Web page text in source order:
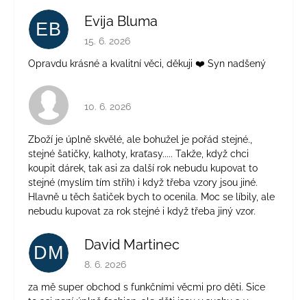
EB Evija Bluma
Hodnocení obchodu je 5 z 5 hvězdiček.
15. 6. 2026
Opravdu krásné a kvalitní věci, děkuji ❤️ Syn nadšený
Hodnocení obchodu je 4 z 5 hvězdiček.
10. 6. 2026
Zboží je úplně skvělé, ale bohužel je pořád stejné.,
stejné šatičky, kalhoty, kraťasy..... Takže, když chci
koupit dárek, tak asi za další rok nebudu kupovat to
stejné (myslím tím střih) i když třeba vzory jsou jiné.
Hlavně u těch šatiček bych to ocenila. Moc se líbily, ale
nebudu kupovat za rok stejné i když třeba jiný vzor.
DM David Martinec
Hodnocení obchodu je 5 z 5 hvězdiček.
8. 6. 2026
za mě super obchod s funkčními věcmi pro děti. Sice